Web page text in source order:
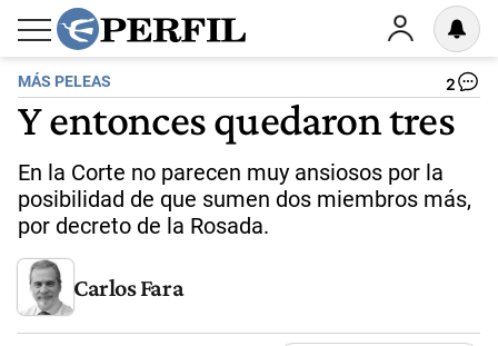
MÁS PELEAS 2
Y entonces quedaron tres
En la Corte no parecen muy ansiosos por la
posibilidad de que sumen dos miembros más,
por decreto de la Rosada.
Carlos Fara